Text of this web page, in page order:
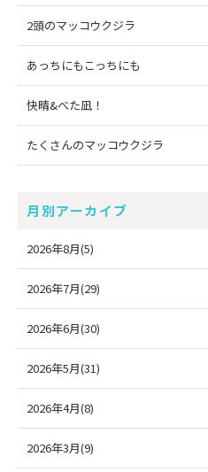
2頭のマッコウクジラ
あっちにもこっちにも
快晴&べた凪！
たくさんのマッコウクジラ
月別アーカイブ
2026年8月(5)
2026年7月(29)
2026年6月(30)
2026年5月(31)
2026年4月(8)
2026年3月(9)